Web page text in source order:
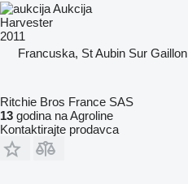
Aukcija
Harvester
2011
Francuska, St Aubin Sur Gaillon
Ritchie Bros France SAS
13 godina na Agroline
Kontaktirajte prodavca